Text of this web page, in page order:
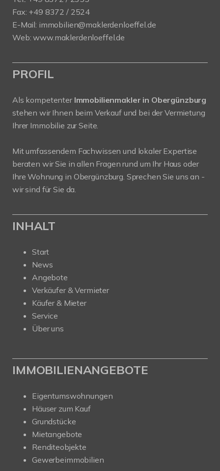
Fax: +49 8372 / 2524
E-Mail: immobilien@maklerdenloeffel.de
Web:www.maklerdenloeffel.de
PROFIL
Als kompetenter Immobilienmakler in Obergünzburg
stehen wir Ihnen beim Verkauf und bei der Vermietung
Ihrer Immobilie zur Seite.
Mit umfassendem Fachwissen und lokaler Expertise
beraten wir Sie in allen Fragen rund um Ihr Haus oder
Ihre Wohnung in Obergünzburg. Sprechen Sie uns an -
wir sind für Sie da.
INHALT
Start
News
Angebote
Verkäufer & Vermieter
Käufer & Mieter
Service
Über uns
IMMOBILIENANGEBOTE
Eigentumswohnungen
Häuser zum Kauf
Grundstücke
Mietangebote
Renditeobjekte
Gewerbeimmobilien